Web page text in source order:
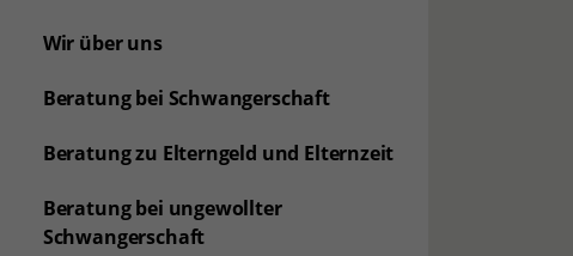
Wir über uns
Beratung bei Schwangerschaft
Beratung zu Elterngeld und Elternzeit
Beratung bei ungewollter
Schwangerschaft